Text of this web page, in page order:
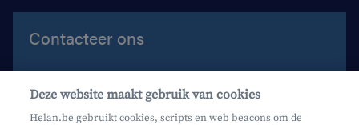
Contacteer ons
Contacteer ons
Maak een afspraak
Deze website maakt gebruik van cookies
Helan.be gebruikt cookies, scripts en web beacons om de